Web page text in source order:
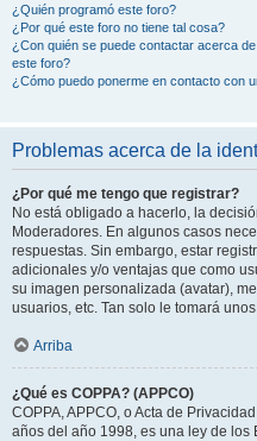
¿Quién programó este foro?
¿Por qué este foro no tiene tal cosa?
¿Con quién se puede contactar acerca
este foro?
¿Cómo puedo ponerme en contacto con
Problemas acerca de la
¿Por qué me tengo que registrar?
No está obligado a hacerlo, la
Moderadores. En algunos casos
respuestas. Sin embargo, estar
adicionales y/o ventajas que como
su imagen personalizada (avatar),
usuarios, etc. Tan solo le tomará
Arriba
¿Qué es COPPA? (APPCO)
COPPA, APPCO, o Acta de
años del año 1998, es una ley de